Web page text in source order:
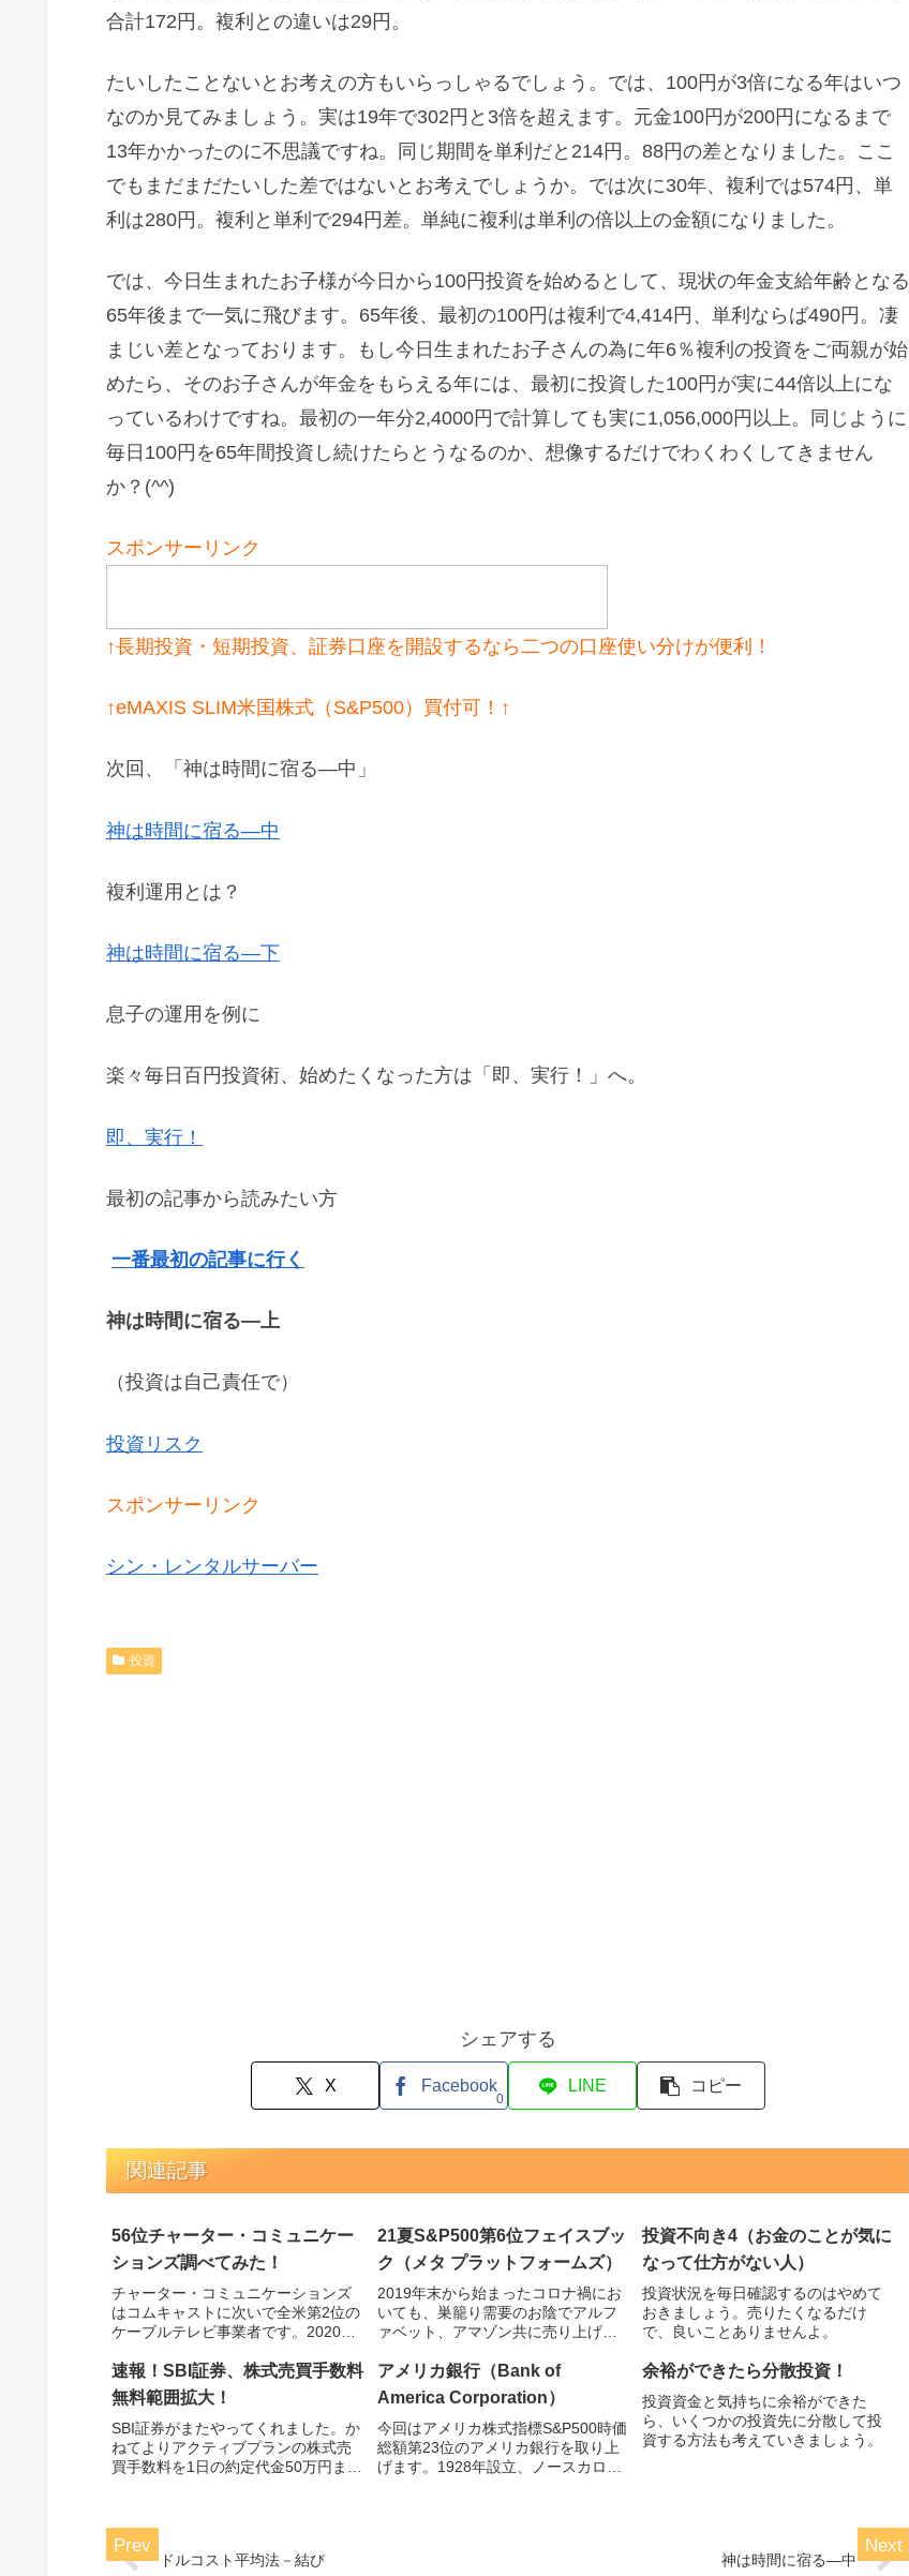
合計172円。複利との違いは29円。
たいしたことないとお考えの方もいらっしゃるでしょう。では、100円が3倍になる年はいつ
なのか見てみましょう。実は19年で302円と3倍を超えます。元金100円が200円になるまで
13年かかったのに不思議ですね。同じ期間を単利だと214円。88円の差となりました。ここ
でもまだまだたいした差ではないとお考えでしょうか。では次に30年、複利では574円、単
利は280円。複利と単利で294円差。単純に複利は単利の倍以上の金額になりました。
では、今日生まれたお子様が今日から100円投資を始めるとして、現状の年金支給年齢となる
65年後まで一気に飛びます。65年後、最初の100円は複利で4,414円、単利ならば490円。凄
まじい差となっております。もし今日生まれたお子さんの為に年6％複利の投資をご両親が始
めたら、そのお子さんが年金をもらえる年には、最初に投資した100円が実に44倍以上にな
っているわけですね。最初の一年分2,4000円で計算しても実に1,056,000円以上。同じように
毎日100円を65年間投資し続けたらとうなるのか、想像するだけでわくわくしてきません
か？(^^)
スポンサーリンク
↑長期投資・短期投資、証券口座を開設するなら二つの口座使い分けが便利 ！
↑eMAXIS SLIM米国株式（S&P500）買付可！↑
次回、「神は時間に宿る―中」
神は時間に宿る―中
複利運用とは？
神は時間に宿る―下
息子の運用を例に
楽々毎日百円投資術、始めたくなった方は「即、実行！」へ。
即、実行！
最初の記事から読みたい方
一番最初の記事に行く
神は時間に宿る―上
（投資は自己責任で）
投資リスク
スポンサーリンク
シン・レンタルサーバー
投資
シェアする
X Facebook
0
LINE コピー
関連記事
56位チャーター・コミュニケー
ションズ調べてみた！
チャーター・コミュニケーションズ
はコムキャストに次いで全米第2位の
ケーブルテレビ事業者です。2020年
びビジネス顧客にサービスを提供し
ています。
21夏S&P500第6位フェイスブッ
ク（メタ プラットフォームズ）
2019年末から始まったコロナ禍にお
いても、巣籠り需要のお陰でアルフ
ァベット、アマゾン共に売り上げが
多分に漏れず2021年12月期、2022年
12月期の売り上げについて驚異的上
昇を予想しています。
投資不向き4（お金のことが気に
なって仕方がない人）
投資状況を毎日確認するのはやめて
おきましょう。売りたくなるだけ
で、良いことありませんよ。
速報！SBI証券、株式売買手数料
無料範囲拡大！
SBI証券がまたやってくれました。か
ねてよりアクティブプランの株式売
買手数料を1日の約定代金50万円まで
までに無料範囲を拡大してくれまし
た。パチパチパチ！
アメリカ銀行（Bank of
America Corporation）
今回はアメリカ株式指標S&P500時価
総額第23位のアメリカ銀行を取り上
げます。1928年設立、ノースカロラ
余裕ができたら分散投資！
投資資金と気持ちに余裕ができた
ら、いくつかの投資先に分散して投
資する方法も考えていきましょう。
ドルコスト平均法－結び 神は時間に宿る―中